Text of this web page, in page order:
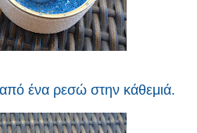
ένα ρεσώ στην κάθεμιά.